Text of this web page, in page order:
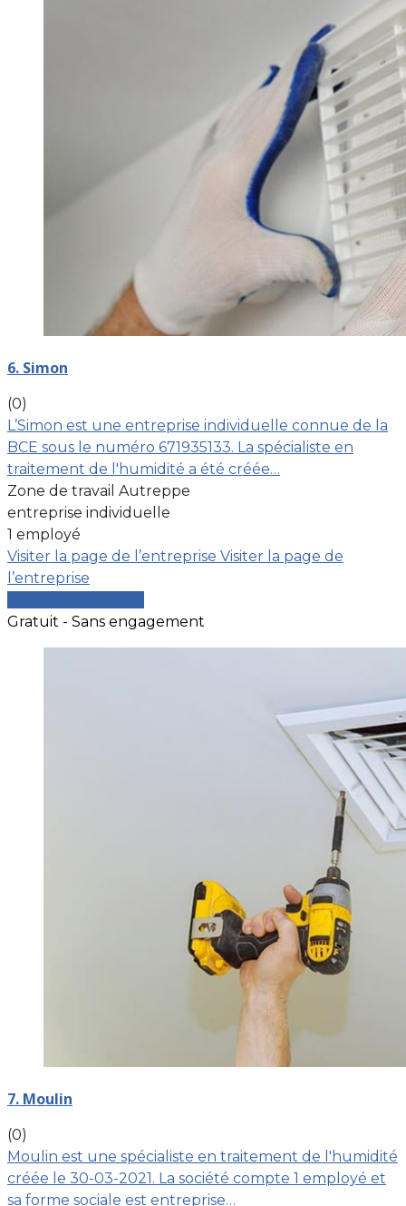
6. Simon
(0)
L’Simon est une entreprise individuelle connue de la
BCE sous le numéro 671935133. La spécialiste en
traitement de l'humidité a été créée…
Zone de travail Autreppe
entreprise individuelle
1 employé
Visiter la page de l’entreprise Visiter la page de
l’entreprise
Gratuit - Sans engagement
7. Moulin
(0)
Moulin est une spécialiste en traitement de l'humidité
créée le 30-03-2021. La société compte 1 employé et
sa forme sociale est entreprise…